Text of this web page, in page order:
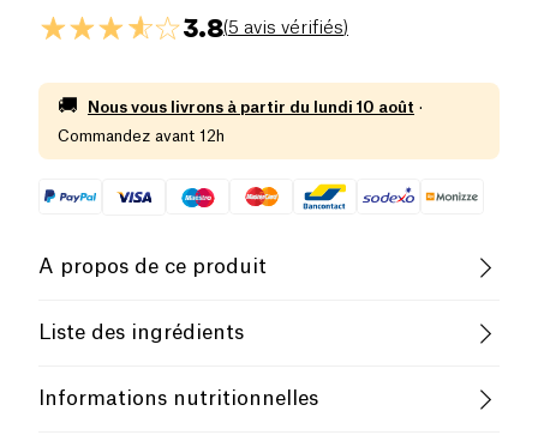
3.8(5 avis vérifiés)
🚚 Nous vous livrons à partir du lundi 10 août ·
Commandez avant 12h
A propos de ce produit
Vegan Sans gluten (ingrédients)
Liste des ingrédients
de malt biologique, arôme naturel de cola, concentré
Informations nutritionnelles